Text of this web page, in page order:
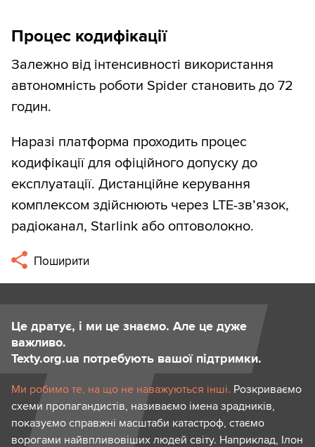
Процес кодифікації
Залежно від інтенсивності використання
автономність роботи Spider становить до 72
годин.
Наразі платформа проходить процес
кодифікації для офіційного допуску до
експлуатації. Дистанційне керування
комплексом здійснюють через LTE-зв’язок,
радіоканал, Starlink або оптоволокно.
Поширити
Це дратує, і ми це знаємо. Але це дуже
важливо.
Texty.org.ua потребують вашої підтримки.
Ми робимо те, на що не наважуються інші. Розкриваємо
схеми пропагандистів, називаємо імена зрадників,
показуємо справжні масштаби катастроф, стаємо
ворогами найвпливовіших людей світу. Наприклад, Ілон